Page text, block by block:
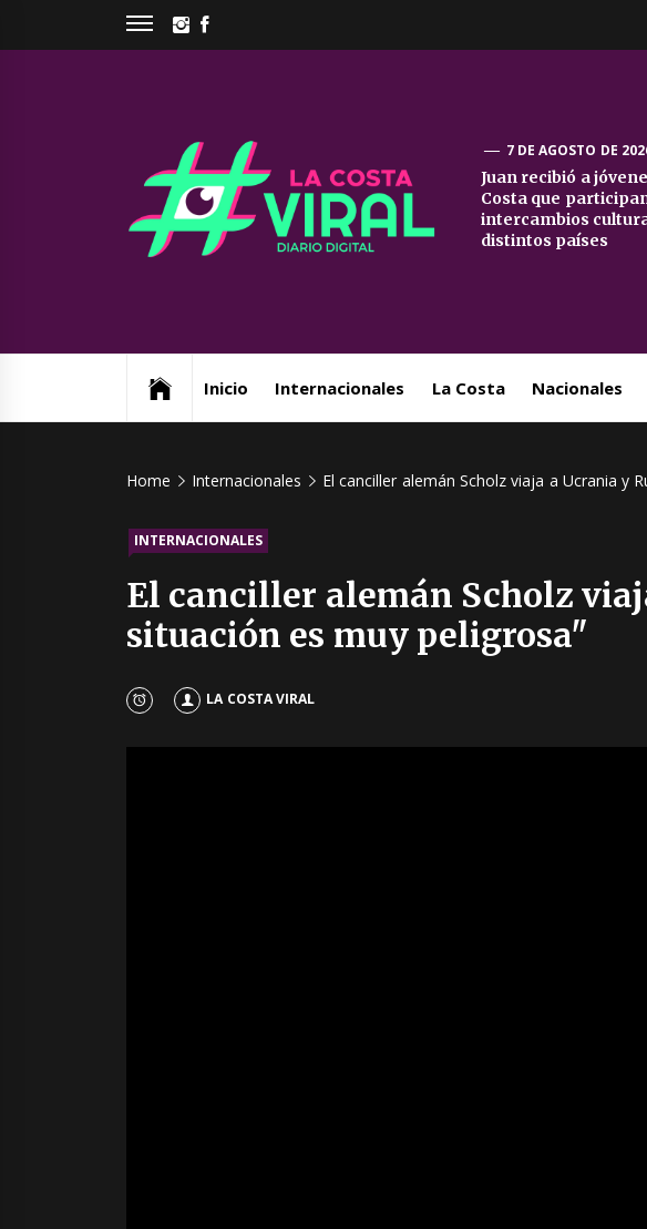
INSTAGRAM
La
Costa
7 DE AGOSTO DE
Juan recibió a
Costa que
intercambios
distintos países
Inicio Internacionales La Costa Nacionales
Home Internacionales El canciller alemán Scholz viaja a Ucrania y
INTERNACIONALES
El canciller alemán Scholz
situación es muy peligrosa"
LA COSTA VIRAL